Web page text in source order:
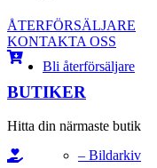
Bli återförsäljare
– Bildarkiv
ÅTERFÖRSÄLJARE
KONTAKTA OSS
BUTIKER
Hitta din närmaste butik